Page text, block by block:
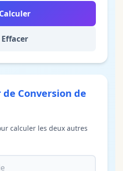
Calculer
Effacer
Conversion de
calculer les deux autres